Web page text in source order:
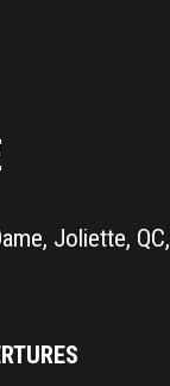
Joliette, QC,